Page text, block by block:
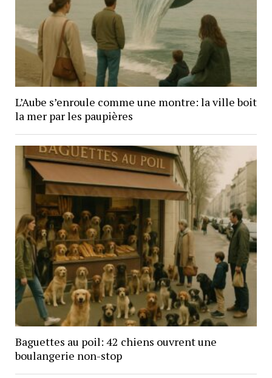
L’Aube s’enroule comme une montre: la ville boit
la mer par les paupières
Baguettes au poil: 42 chiens ouvrent une
boulangerie non-stop